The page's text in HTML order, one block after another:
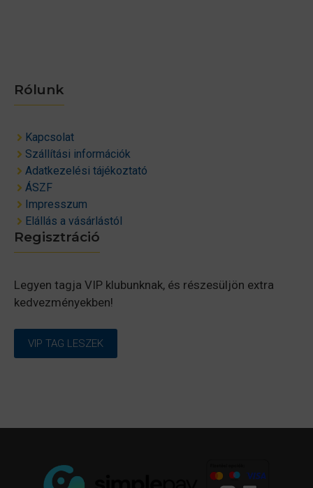
Rólunk
Kapcsolat
Szállítási információk
Adatkezelési tájékoztató
ÁSZF
Impresszum
Elállás a vásárlástól
Regisztráció
Legyen tagja VIP klubunknak, és részesüljön extra
kedvezményekben!
VIP TAG LESZEK